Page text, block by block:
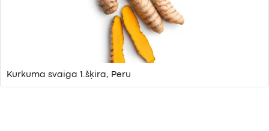
Kurkuma svaiga 1.šķira, Peru